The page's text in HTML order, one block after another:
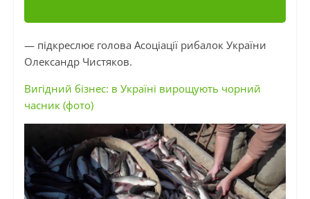
— підкреслює голова Асоціації рибалок України
Олександр Чистяков.
Вигідний бізнес: в Україні вирощують чорний
часник (фото)